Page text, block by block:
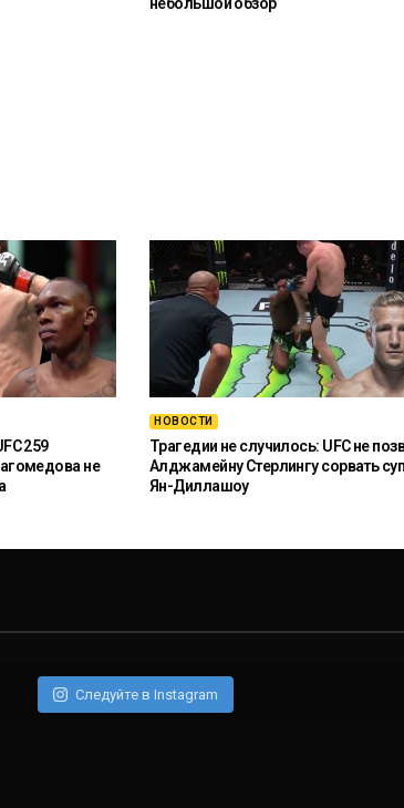
259
не
НОВОСТИ
Трагедии не случилось: UFC не
Алджамейну Стерлингу сорвать
Ян-Диллашоу
Следуйте в Instagram